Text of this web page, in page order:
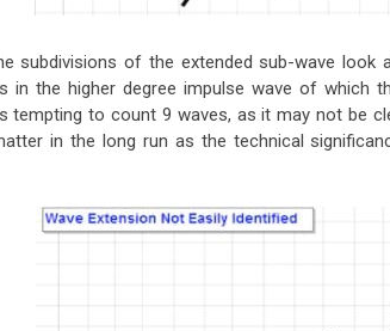
subdivisions of the extended sub-wave
in the higher degree impulse wave of
tempting to count 9 waves, as it may not be
in the long run as the technical